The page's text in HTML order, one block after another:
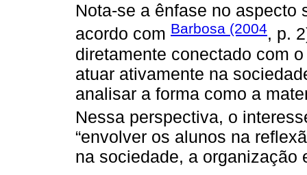
Nota-se a ênfase no aspecto
acordo com Barbosa (2004, p.
diretamente conectado com
atuar ativamente na
analisar a forma como a
Nessa perspectiva, o
“envolver os alunos na
na sociedade, a organização